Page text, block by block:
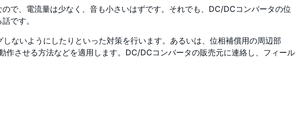
で、電流量は少なく、音も小さいはずです。それでも、DC/DCコンバータの位
です。
ないようにしたりといった対策を行います。あるいは、位相補償用の周辺部
させる方法などを適用します。DC/DCコンバータの販売元に連絡し、フィール